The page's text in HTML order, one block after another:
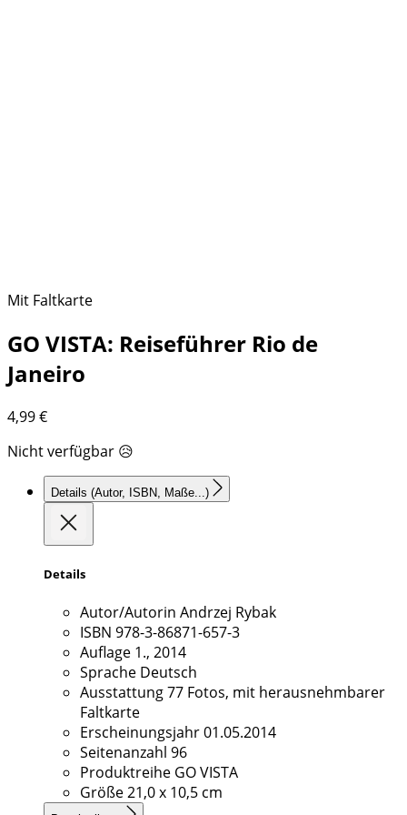
Mit Faltkarte
GO VISTA: Reiseführer Rio de
Janeiro
4,99€
Nicht verfügbar 😥
Details (Autor, ISBN, Maße...)
Details
Autor/Autorin Andrzej Rybak
ISBN 978-3-86871-657-3
Auflage 1., 2014
Sprache Deutsch
Ausstattung77 Fotos, mit herausnehmbarer
Faltkarte
Erscheinungsjahr01.05.2014
Seitenanzahl 96
Produktreihe GO VISTA
Größe21,0 x 10,5 cm